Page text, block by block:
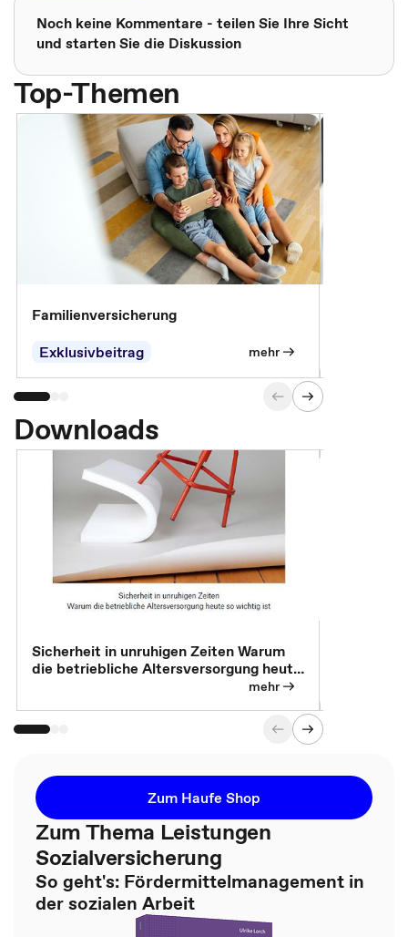
Noch keine Kommentare - teilen Sie Ihre Sicht
und starten Sie die Diskussion
Top-Themen
Familienversicherung
Exklusivbeitrag
mehr
Downloads
Sicherheit in unruhigen Zeiten Warum
die betriebliche Altersversorgung heute
mehr
Zum Haufe Shop
Zum Thema Leistungen
Sozialversicherung
So geht's: Fördermittelmanagement in
der sozialen Arbeit